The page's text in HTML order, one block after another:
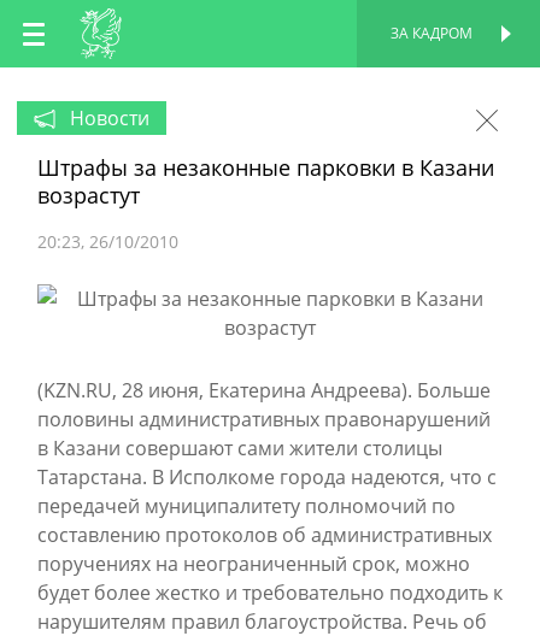
RU
EN
ЗА КАДРОМ
Новости
Штрафы за незаконные парковки в Казани
возрастут
20:23 26/10/2010
(KZN.RU, 28 июня, Екатерина Андреева). Больше
половины административных правонарушений
в Казани совершают сами жители столицы
Татарстана. В Исполкоме города надеются, что с
передачей муниципалитету полномочий по
составлению протоколов об административных
поручениях на неограниченный срок, можно
будет более жестко и требовательно подходить к
нарушителям правил благоустройства. Речь об
ПЕРСОНАЛЬНАЯ